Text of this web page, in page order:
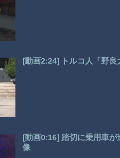
[動画2:24] トルコ人「野
[動画0:16] 踏切に乗用車
像